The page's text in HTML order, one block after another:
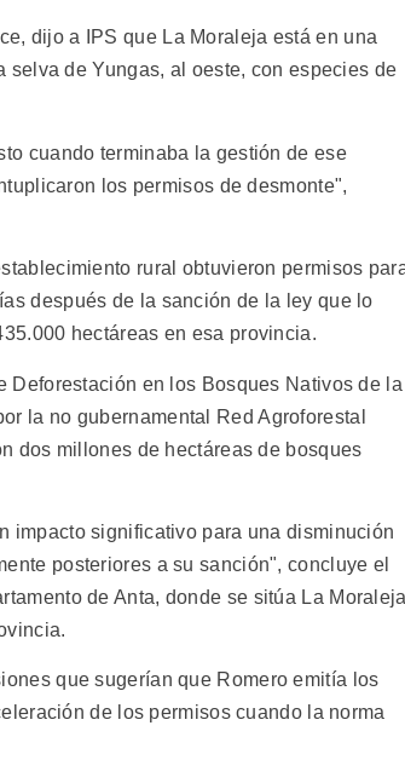
dijo a IPS que La Moraleja está en una
de Yungas, al oeste, con especies de
cuando terminaba la gestión de ese
los permisos de desmonte",
rural obtuvieron permisos
después de la sanción de la ley que lo
hectáreas en esa provincia.
Deforestación en los Bosques Nativos de la
la no gubernamental Red Agroforestal
dos millones de hectáreas de bosques
impacto significativo para una disminución
posteriores a su sanción", concluye el
de Anta, donde se sitúa La
que sugerían que Romero emitía los
de los permisos cuando la norma